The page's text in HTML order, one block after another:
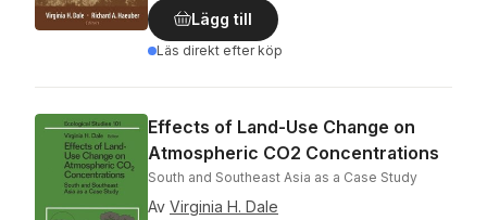
Lägg till
Läs direkt efter köp
Effects of Land-Use Change on
Atmospheric CO2 Concentrations
South and Southeast Asia as a Case Study
Av Virginia H. Dale